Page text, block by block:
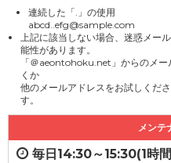
連続した「.」の使用
abcd..efg@sample.com
上記に該当しない場合、迷惑メー
能性があります。
「＠aeontohoku.net」からのメ
くか
他のメールアドレスをお試しくだ
す。
メンテ
毎日14:30～15:30(1時